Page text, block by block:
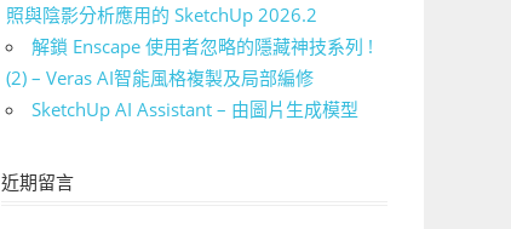
照與陰影分析應用的 SketchUp 2026.2
解鎖 Enscape 使用者忽略的隱藏神技系列 !
(2) – Veras AI智能風格複製及局部編修
SketchUp AI Assistant – 由圖片生成模型
近期留言